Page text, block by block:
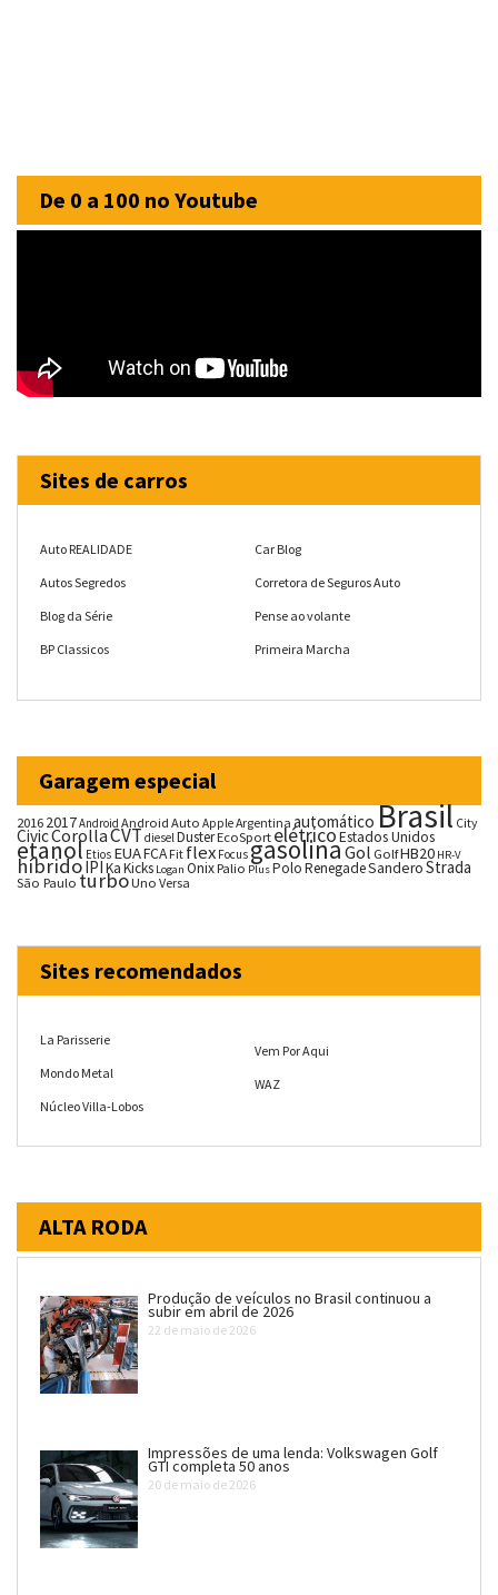
De 0 a 100 no Youtube
Sites de carros
Auto REALIDADE
Autos Segredos
Blog da Série
BP Classicos
Car Blog
Corretora de Seguros Auto
Pense ao volante
Primeira Marcha
Garagem especial
20162017Android Android Auto AppleArgentina automáticoBrasil City
CivicCorollaCVTdieselDusterEcoSportelétricoEstados Unidos
etanol Etios EUAFCA Fit flex FocusgasolinaGol GolfHB20 HR-V
híbridoIPIKaKicks Logan OnixPalio PlusPoloRenegadeSanderoStrada
São Paulo turboUno Versa
Sites recomendados
La Parisserie
Mondo Metal
Núcleo Villa-Lobos
Vem Por Aqui
WAZ
ALTA RODA
Produção de veículos no Brasil continuou a
subir em abril de 2026
22 de maio de 2026
Impressões de uma lenda: Volkswagen Golf
GTI completa 50 anos
20 de maio de 2026